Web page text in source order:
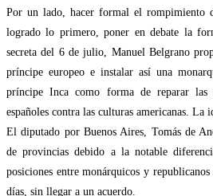
Por un lado, hacer formal el rompimiento
logrado lo primero, poner en debate la
secreta del 6 de julio, Manuel Belgrano
príncipe europeo e instalar así una
príncipe Inca como forma de reparar las
españoles contra las culturas americanas. La
El diputado por Buenos Aires, Tomás de
de provincias debido a la notable
posiciones entre monárquicos y
días, sin llegar a un acuerdo.